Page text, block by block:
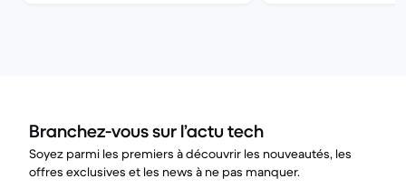
Branchez-vous sur l’actu tech
Soyez parmi les premiers à découvrir les nouveautés, les
offres exclusives et les news à ne pas manquer.